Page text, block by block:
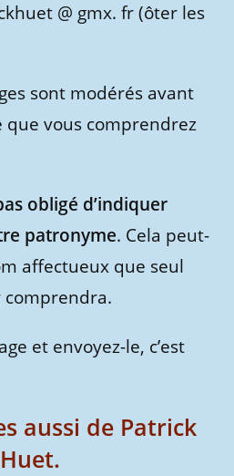
@ gmx. fr (ôter les
sont modérés avant
vous comprendrez
obligé d’indiquer
patronyme. Cela peut-
affectueux que seul
et envoyez-le, c’est
aussi de Patrick
Huet.